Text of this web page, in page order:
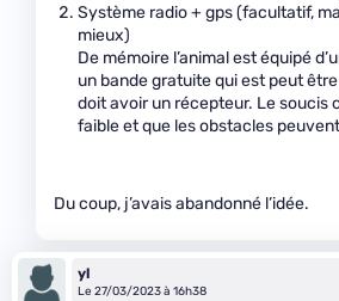
Système radio + gps (facultatif,
mieux)
De mémoire l’animal est équipé
un bande gratuite qui est peut
doit avoir un récepteur. Le soucis
faible et que les obstacles
Du coup, j’avais abandonné l’idée.
yl
Le 27/03/2023 à 16h38